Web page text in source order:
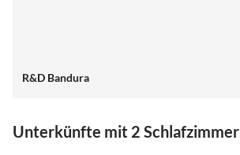
R&D Bandura
Unterkünfte mit 2 Schlafzimmer